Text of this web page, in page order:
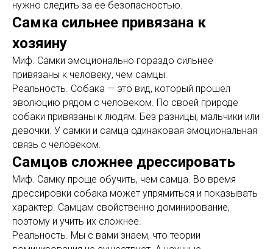
нужно следить за ее безопасностью.
Самка сильнее привязана к
хозяину
Миф. Самки эмоционально гораздо сильнее
привязаны к человеку, чем самцы.
Реальность. Собака — это вид, который прошел
эволюцию рядом с человеком. По своей природе
собаки привязаны к людям. Без разницы, мальчики или
девочки. У самки и самца одинаковая эмоциональная
связь с человеком.
Самцов сложнее дрессировать
Миф. Самку проще обучить, чем самца. Во время
дрессировки собака может упрямиться и показывать
характер. Самцам свойственно доминирование,
поэтому и учить их сложнее.
Реальность. Мы с вами знаем, что теории